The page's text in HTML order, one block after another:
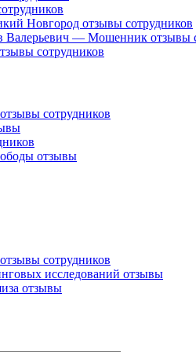
Новгород отзывы сотрудников
Валерьевич — Мошенник отзывы
сотрудников
сотрудников
отзывы
сотрудников
исследований отзывы
отзывы